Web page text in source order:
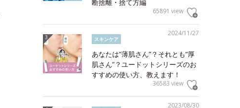
断捨離・捨て方編
65891 view
2024/11/27
スキンケア
あなたは“薄肌さん”？それとも“厚
肌さん”？ユードットシリーズのお
すすめの使い方、教えます！
36583 view
2023/08/30